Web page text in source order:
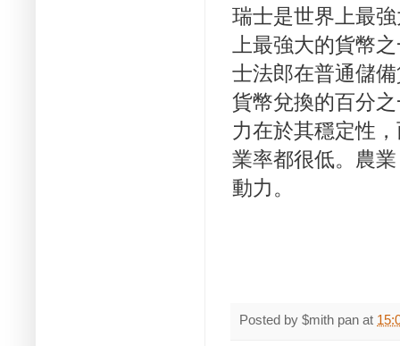
瑞士是世界上最
上最強大的貨幣
士法郎在普通儲
貨幣兌換的百分
力在於其穩定性
業率都很低。農
動力。
Posted by $mith pan at